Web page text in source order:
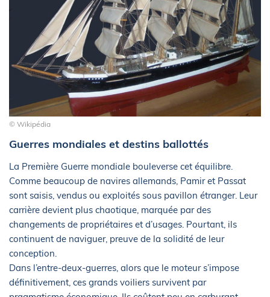
© Wikipédia
Guerres mondiales et destins ballottés
La Première Guerre mondiale bouleverse cet équilibre.
Comme beaucoup de navires allemands, Pamir et Passat
sont saisis, vendus ou exploités sous pavillon étranger. Leur
carrière devient plus chaotique, marquée par des
changements de propriétaires et d’usages. Pourtant, ils
continuent de naviguer, preuve de la solidité de leur
conception.
Dans l’entre-deux-guerres, alors que le moteur s’impose
définitivement, ces grands voiliers survivent par